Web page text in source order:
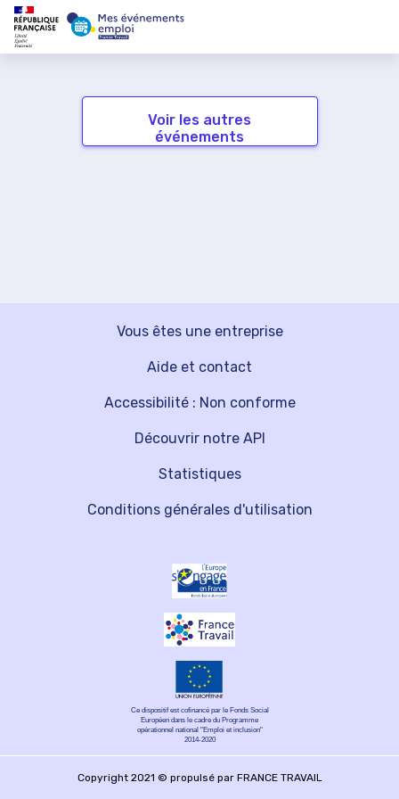
Voir les autres
événements
Vous êtes une entreprise
Découvrir notre API
Aide et contact
Statistiques
Accessibilité : Non conforme
Conditions générales d'utilisation
Ce dispositif est cofinancé par le Fonds Social
Européen dans le cadre du Programme
opérationnel national "Emploi et inclusion"
2014-2020
Copyright 2021 © propulsé par FRANCE TRAVAIL